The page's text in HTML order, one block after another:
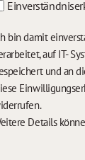
bin damit
auf IT-
und an
Details